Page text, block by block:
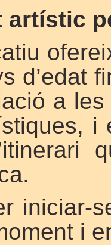
artístic
d’edat
a
iniciar-
i